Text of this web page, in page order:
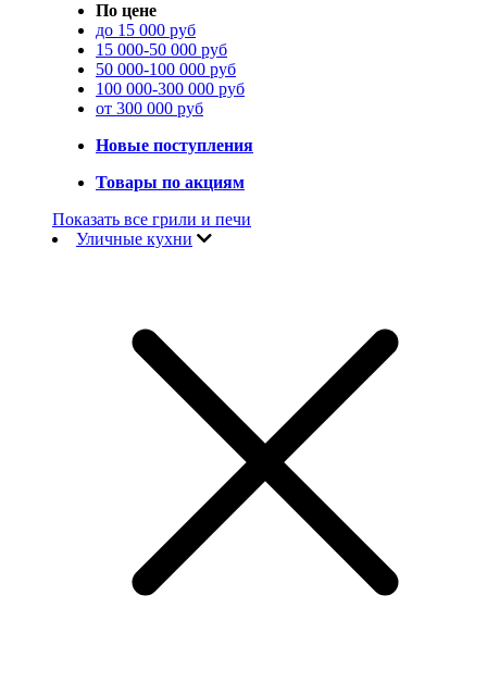
По цене
до 15 000 руб
15 000-50 000 руб
50 000-100 000 руб
100 000-300 000 руб
от 300 000 руб
Новые поступления
Товары по акциям
Показать все грили и печи
Уличные кухни